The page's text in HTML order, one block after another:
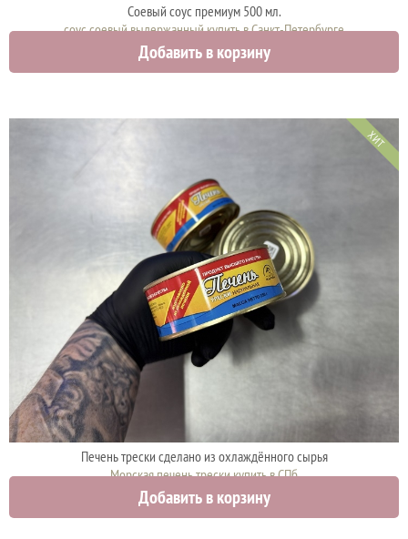
Соевый соус премиум 500 мл.
соус соевый выдержанный купить в Санкт-Петербурге
700 руб.
Добавить в корзину
ХИТ
Печень трески сделано из охлаждённого сырья
Морская печень трески купить в СПб
980 руб.
Добавить в корзину